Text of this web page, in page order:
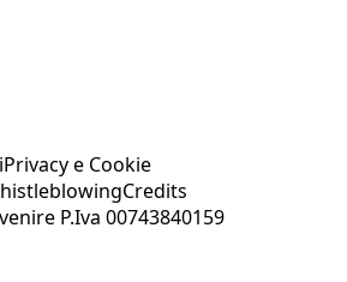
Privacy e Cookie
Credits
P.Iva 00743840159